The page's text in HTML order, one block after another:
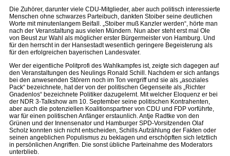
Die Zuhörer, darunter viele CDU-Mitglieder, aber auch politisch interessierte
Menschen ohne schwarzes Parteibuch, dankten Stoiber seine deutlichen
Worte mit minutenlangem Beifall. „Stoiber muß Kanzler werden“, hörte man
nach der Veranstaltung aus vielen Mündern. Nun aber steht erst mal Ole
von Beust zur Wahl als möglicher erster Bürgermeister von Hamburg. Und
für den herrscht in der Hansestadt wesentlich geringere Begeisterung als
für den erfolgreichen bayerischen Landesvater.
Wer der eigentliche Politprofi des Wahlkampfes ist, zeigte sich dagegen auf
den Veranstaltungen des Neulings Ronald Schill. Nachdem er sich anfangs
bei den anwesenden Störern noch im Ton vergriff und sie als „asoziales
Pack“ bezeichnete, hat der von der politischen Gegenseite als „Richter
Gnadenlos“ bezeichnete Politiker dazugelernt. Mit welcher Eloquenz er bei
der NDR 3-Talkshow am 10. September seine politischen Kontrahenten,
aber auch die potenziellen Koalitionspartner von CDU und FDP vorführte,
war für einen politischen Anfänger erstaunlich. Antje Radtke von den
Grünen und der Innensenator und Hamburger SPD-Vorsitzenden Olaf
Scholz konnten sich nicht entscheiden, Schills Aufzählung der Fakten oder
seinen angeblichen Populismus zu beklagen und erschöpften sich letztlich
in persönlichen Angriffen. Die sonst übliche Parteinahme des Moderators
unterblieb.